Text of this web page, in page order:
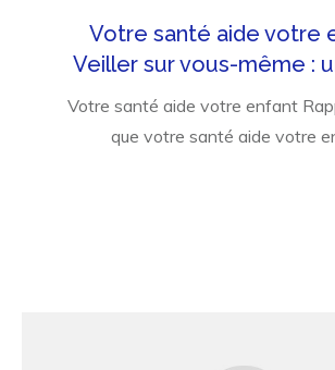
Votre santé aide votre
Veiller sur vous-même :
Votre santé aide votre enfant
que votre santé aide votre